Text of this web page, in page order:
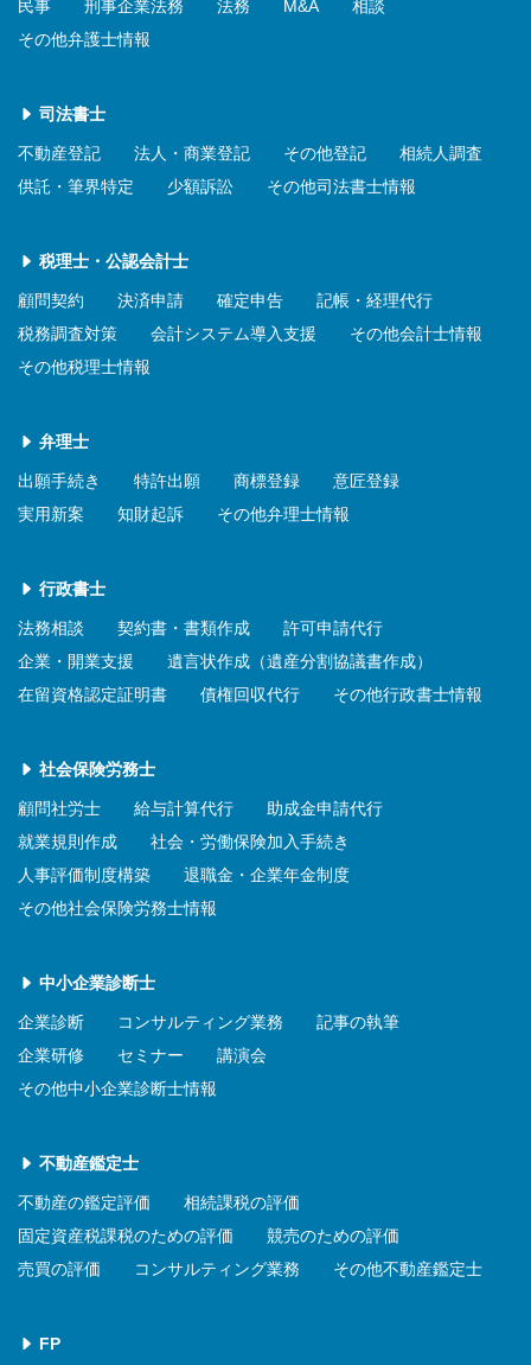
民事 刑事企業法務 法務 M&A
相談
その他弁護士情報
司法書士
不動産登記 法人・商業登記 その他登記
相続人調査
供託・筆界特定
少額訴訟 その他司法書士情報
税理士・公認会計士
顧問契約 決済申請 確定申告
記帳・経理代行
税務調査対策
会計システム導入支援
その他会計士情報
その他税理士情報
弁理士
出願手続き 特許出願 商標登録
意匠登録
実用新案
知財起訴 その他弁理士情報
行政書士
法務相談 契約書・書類作成
許可申請代行
企業・開業支援
遺言状作成（遺産分割協議書作成）
在留資格認定証明書
債権回収代行 その他行政書士情報
社会保険労務士
顧問社労士 給与計算代行
助成金申請代行
就業規則作成
社会・労働保険加入手続き
人事評価制度構築
退職金・企業年金制度
その他社会保険労務士情報
中小企業診断士
企業診断 コンサルティング業務
記事の執筆
企業研修
セミナー
講演会
その他中小企業診断士情報
不動産鑑定士
不動産の鑑定評価
相続課税の評価
固定資産税課税のための評価
競売のための評価
売買の評価
コンサルティング業務 その他不動産鑑定士
FP